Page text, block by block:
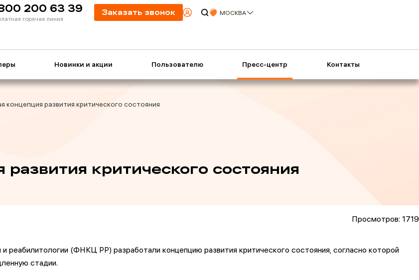
200 63 39
горячая линия
Заказать звонок МОСКВА
Новинки и акции Пользователю Пресс-центр Контакты
концепция развития критического состояния
критического состояния
Просмотров: 1719
реабилитологии (ФНКЦ РР) разработали концепцию развития критического состояния, согласно которой
стадии.